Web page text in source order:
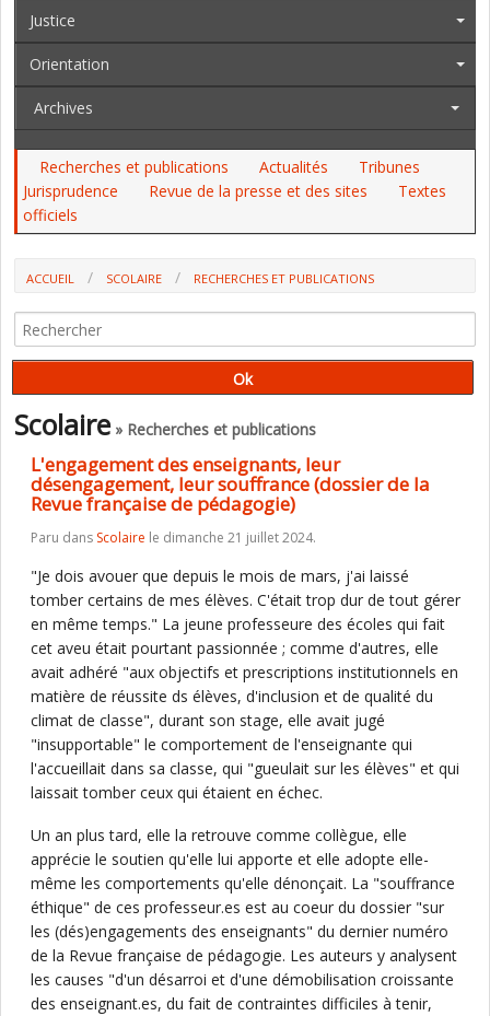
Justice
Orientation
Archives
Recherches et publications Actualités
Tribunes
Jurisprudence
Revue de la presse et des sites
Textes
officiels
ACCUEIL SCOLAIRE
RECHERCHES ET PUBLICATIONS
SOUFFRANCE (DOSSIER DE LA REVUE FRANÇAISE DE PÉDAGOGIE)
Scolaire» Recherches et publications
L'engagement des enseignants, leur
désengagement, leur souffrance (dossier de la
Revue française de pédagogie)
Paru dans Scolaire le dimanche 21 juillet 2024.
"Je dois avouer que depuis le mois de mars, j'ai laissé
tomber certains de mes élèves. C'était trop dur de tout gérer
en même temps." La jeune professeure des écoles qui fait
cet aveu était pourtant passionnée ; comme d'autres, elle
avait adhéré "aux objectifs et prescriptions institutionnels en
matière de réussite ds élèves, d'inclusion et de qualité du
climat de classe", durant son stage, elle avait jugé
"insupportable" le comportement de l'enseignante qui
l'accueillait dans sa classe, qui "gueulait sur les élèves" et qui
laissait tomber ceux qui étaient en échec.
Un an plus tard, elle la retrouve comme collègue, elle
apprécie le soutien qu'elle lui apporte et elle adopte elle-
même les comportements qu'elle dénonçait. La "souffrance
éthique" de ces professeur.es est au coeur du dossier "sur
les (dés)engagements des enseignants" du dernier numéro
de la Revue française de pédagogie. Les auteurs y analysent
les causes "d'un désarroi et d'une démobilisation croissante
des enseignant.es, du fait de contraintes difficiles à tenir,